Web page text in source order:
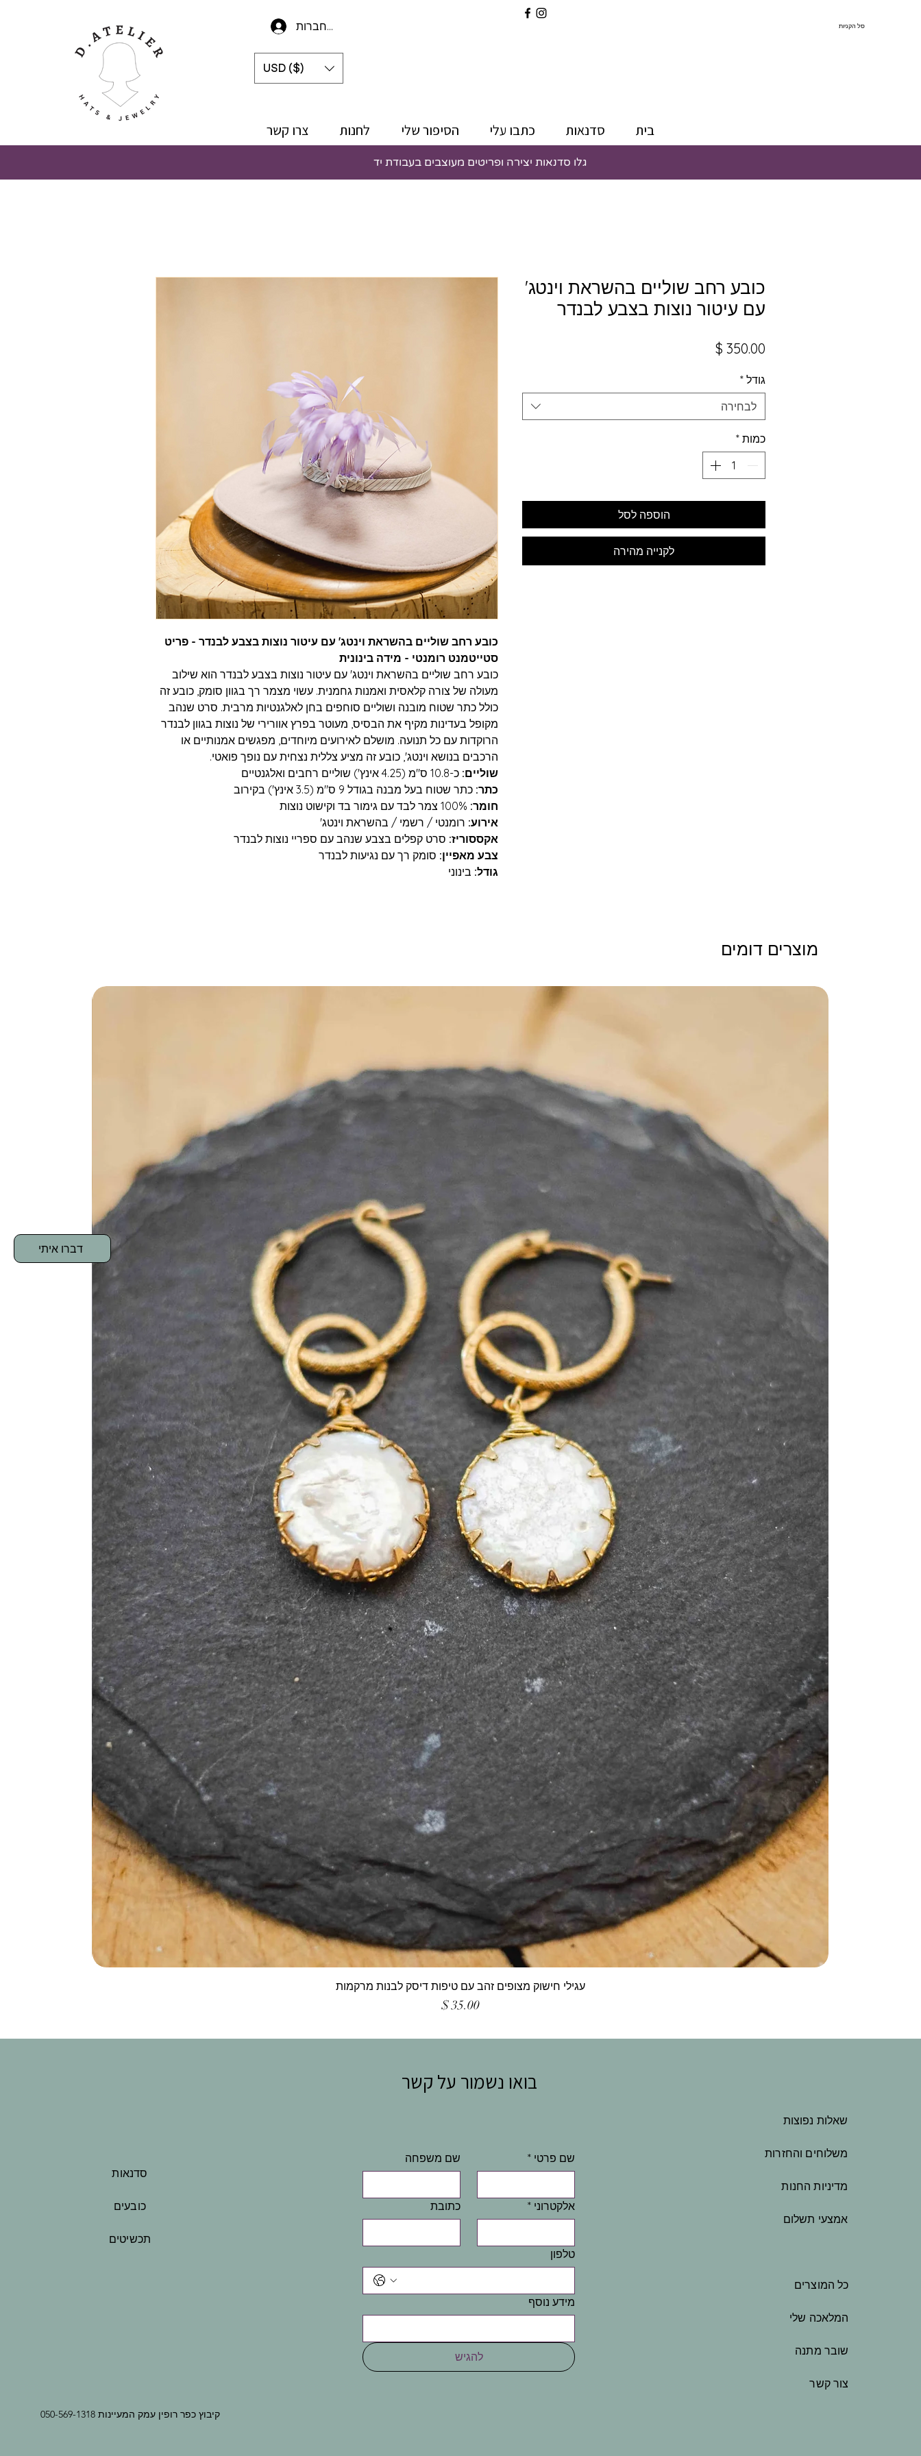
להתחברות
USD ($)
צרו קשר לחנות הסיפור שלי כתבו עלי סדנאות בית
סל הקניות
גלו סדנאות יצירה ופריטים מעוצבים בעבודת יד
דברו איתי
כובע רחב שוליים בהשראת וינטג' עם עיטור נוצות בצבע לבנדר - פריט
סטייטמנט רומנטי - מידה בינונית
כובע רחב שוליים בהשראת וינטג' עם עיטור נוצות בצבע לבנדר הוא שילוב
מעולה של צורה קלאסית ואמנות גחמנית. עשוי מצמר רך בגוון סומק, כובע זה
כולל כתר שטוח מובנה ושוליים סוחפים בחן לאלגנטיות מרבית. סרט שנהב
מקופל בעדינות מקיף את הבסיס, מעוטר בפרץ אוורירי של נוצות בגוון לבנדר
הרוקדות עם כל תנועה. מושלם לאירועים מיוחדים, מפגשים אמנותיים או
הרכבים בנושא וינטג', כובע זה מציע צללית נצחית עם נופך פואטי.
שוליים: כ-10.8 ס"מ (4.25 אינץ') שוליים רחבים ואלגנטיים
כתר: כתר שטוח בעל מבנה בגודל 9 ס"מ (3.5 אינץ') בקירוב
חומר:
אירוע: רומנטי / רשמי / בהשראת וינטג'
אקססוריז: סרט קפלים בצבע שנהב עם ספריי נוצות לבנדר
צבע מאפיין: סומק רך עם נגיעות לבנדר
גודל: בינוני
כובע רחב שוליים בהשראת וינטג'
עם עיטור נוצות בצבע לבנדר
מחיר
גודל *
לבחירה
כמות *
הוספה לסל
לקנייה מהירה
מוצרים דומים
עגילי חישוק מצופים זהב עם טיפות דיסק לבנות מרקמות
מחיר
סדנאות
כובעים
תכשיטים
קיבוץ כפר רופין עמק המעיינות 050-569-1318
בואו נשמור על קשר
שם פרטי * שם משפחה
אלקטרוני * כתובת
טלפון
מידע נוסף
להגיש
שאלות נפוצות
משלוחים והחזרות
מדיניות החנות
אמצעי תשלום
כל המוצרים
המלאכה שלי
שובר מתנה
צור קשר